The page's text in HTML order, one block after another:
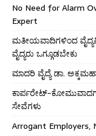
No Need for Alarm
Expert
ಮತೀಯವಾದಿಗಳಿಂದ
ವೈದ್ಯರು ಒಗ್ಗೂಡಬೇಕು
ಮಾದರಿ ವೈದ್ಯೆ ಡಾ.
ಕಾರ್ಪರೇಟ್-
ಸೇವೆಗಳು
Arrogant Employers,